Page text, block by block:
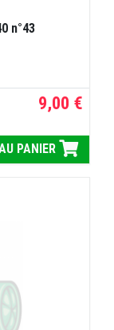
n°43
9,00 €
PANIER